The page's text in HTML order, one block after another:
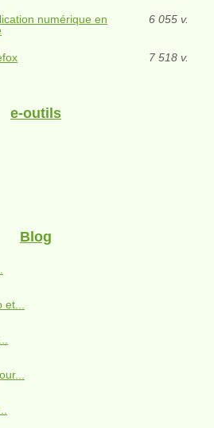
numérique en
6 055 v.
7 518 v.
e-outils
Blog